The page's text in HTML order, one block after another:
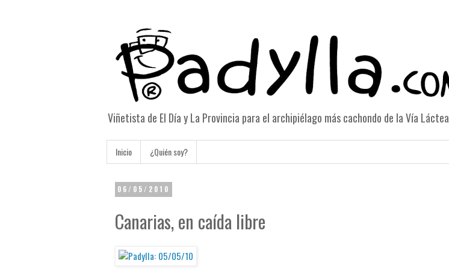
Viñetista de El Día y La Provincia para el archipiélago más cachondo de la Vía Láctea
Inicio ¿Quién soy?
06/05/2010
Canarias, en caída libre